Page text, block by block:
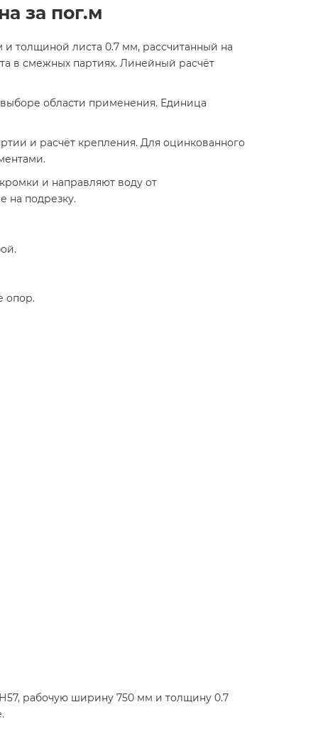
за пог.м
толщиной листа 0.7 мм, рассчитанный на
в смежных партиях. Линейный расчёт
области применения. Единица
и расчёт крепления. Для оцинкованного
и направляют воду от
на подрезку.
опор.
рабочую ширину 750 мм и толщину 0.7